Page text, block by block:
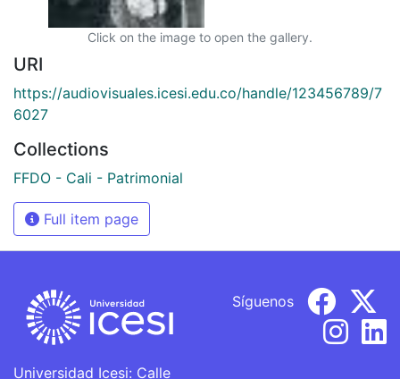
Click on the image to open the gallery.
URI
https://audiovisuales.icesi.edu.co/handle/123456789/7
6027
Collections
FFDO - Cali - Patrimonial
Full item page
Universidad Icesi: Calle
Síguenos